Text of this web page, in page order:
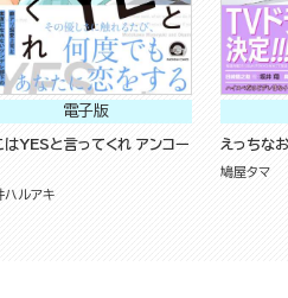
電子版
はYESと言ってくれ アンコー
ハルアキ
えっちな
鳩屋タマ